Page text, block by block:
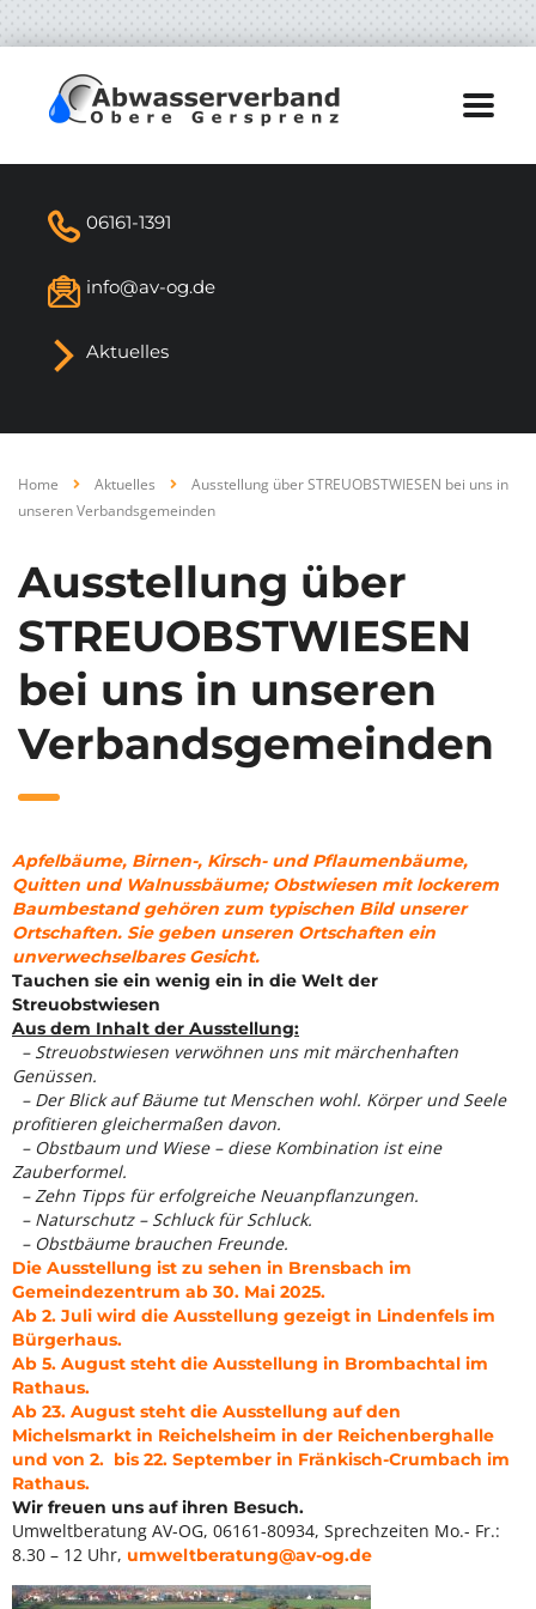
06161-1391
info@av-og.de
Aktuelles
Home Aktuelles
Ausstellung über STREUOBSTWIESEN bei uns in
unseren Verbandsgemeinden
Ausstellung über
STREUOBSTWIESEN
bei uns in unseren
Verbandsgemeinden
Apfelbäume, Birnen-, Kirsch- und Pflaumenbäume,
Quitten und Walnussbäume; Obstwiesen mit lockerem
Baumbestand gehören zum typischen Bild unserer
Ortschaften. Sie geben unseren Ortschaften ein
unverwechselbares Gesicht.
Tauchen sie ein wenig ein in die Welt der
Streuobstwiesen
Aus dem Inhalt der Ausstellung:
– Streuobstwiesen verwöhnen uns mit märchenhaften
Genüssen.
– Der Blick auf Bäume tut Menschen wohl. Körper und Seele
profitieren gleichermaßen davon.
– Obstbaum und Wiese – diese Kombination ist eine
Zauberformel.
– Zehn Tipps für erfolgreiche Neuanpflanzungen.
– Naturschutz – Schluck für Schluck.
– Obstbäume brauchen Freunde.
Die Ausstellung ist zu sehen in Brensbach im
Gemeindezentrum ab 30. Mai 2025.
Ab 2. Juli wird die Ausstellung gezeigt in Lindenfels im
Bürgerhaus.
Ab 5. August steht die Ausstellung in Brombachtal im
Rathaus.
Ab 23. August steht die Ausstellung auf den
Michelsmarkt in Reichelsheim in der Reichenberghalle
und von 2. bis 22. September in Fränkisch-Crumbach im
Rathaus.
Wir freuen uns auf ihren Besuch.
Umweltberatung AV-OG, 06161-80934, Sprechzeiten Mo.- Fr.:
8.30 – 12 Uhr, umweltberatung@av-og.de